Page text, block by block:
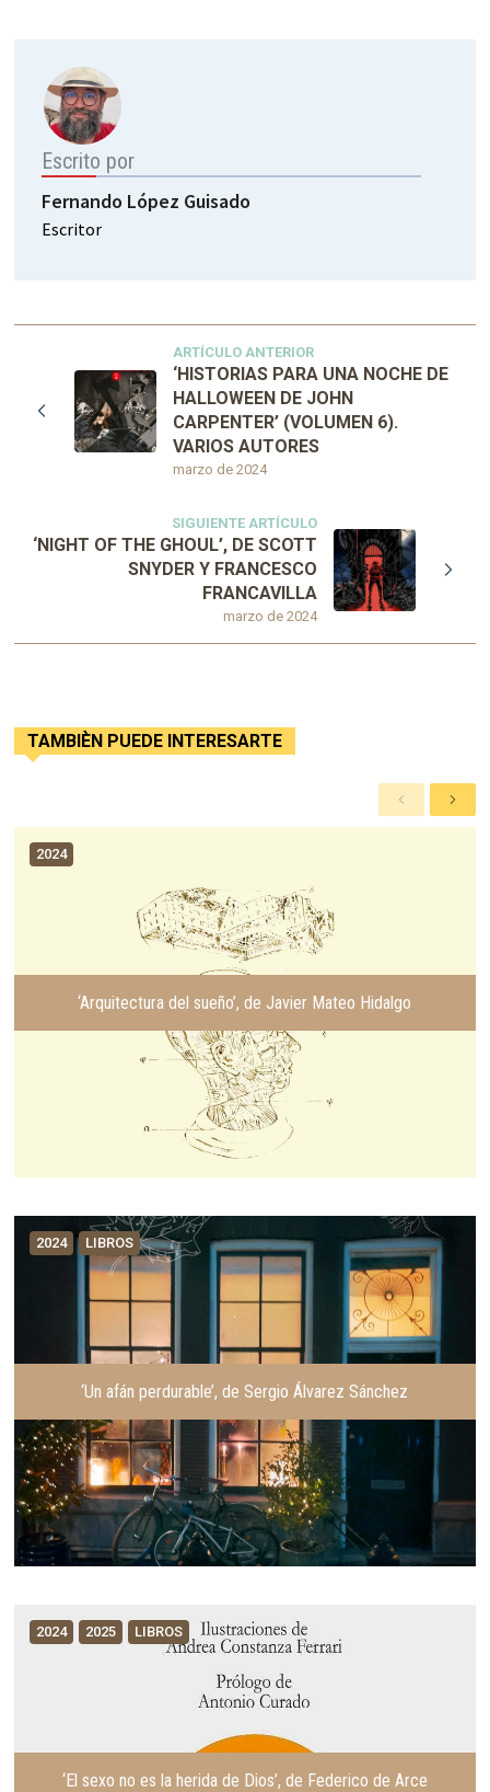
Escrito por
Fernando López Guisado
Escritor
ARTÍCULO ANTERIOR
marzo de 2024
‘HISTORIAS PARA UNA NOCHE DE
HALLOWEEN DE JOHN
CARPENTER’ (VOLUMEN 6).
VARIOS AUTORES
SIGUIENTE ARTÍCULO
marzo de 2024
‘NIGHT OF THE GHOUL’, DE SCOTT
SNYDER Y FRANCESCO
FRANCAVILLA
TAMBIÈN PUEDE INTERESARTE
A
n
S
i
2024
‘Arquitectura del sueño’, de Javier Mateo Hidalgo
2024 LIBROS
‘Un afán perdurable’, de Sergio Álvarez Sánchez
2024 2025 LIBROS
‘El sexo no es la herida de Dios’, de Federico de Arce